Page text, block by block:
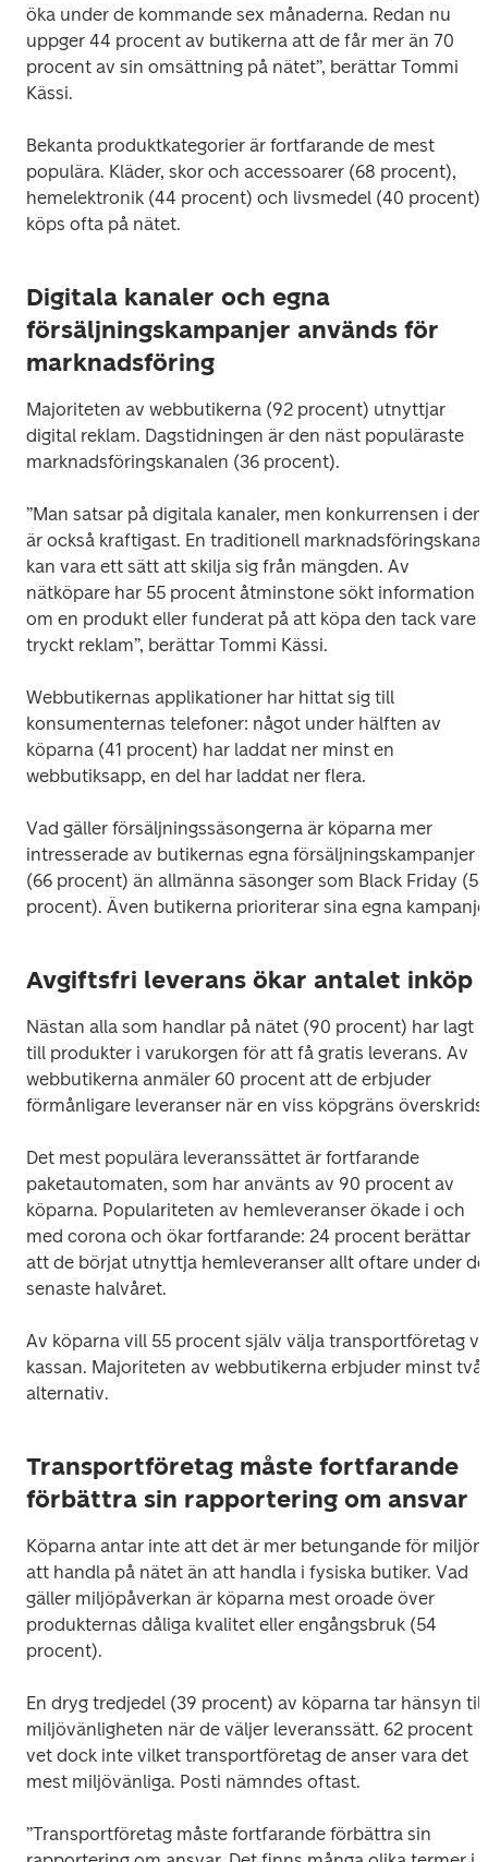
öka under de kommande sex månaderna. Redan nu
uppger 44 procent av butikerna att de får mer än 70
procent av sin omsättning på nätet”, berättar Tommi
Kässi.
Bekanta produktkategorier är fortfarande de mest
populära. Kläder, skor och accessoarer (68 procent),
hemelektronik (44 procent) och livsmedel (40 procent)
köps ofta på nätet.
Digitala kanaler och egna
försäljningskampanjer används för
marknadsföring
Majoriteten av webbutikerna (92 procent) utnyttjar
digital reklam. Dagstidningen är den näst populäraste
marknadsföringskanalen (36 procent).
”Man satsar på digitala kanaler, men konkurrensen i dem
är också kraftigast. En traditionell marknadsföringskanal
kan vara ett sätt att skilja sig från mängden. Av
nätköpare har 55 procent åtminstone sökt information
om en produkt eller funderat på att köpa den tack vare
tryckt reklam”, berättar Tommi Kässi.
Webbutikernas applikationer har hittat sig till
konsumenternas telefoner: något under hälften av
köparna (41 procent) har laddat ner minst en
webbutiksapp, en del har laddat ner flera.
Vad gäller försäljningssäsongerna är köparna mer
intresserade av butikernas egna försäljningskampanjer
(66 procent) än allmänna säsonger som Black Friday (53
procent). Även butikerna prioriterar sina egna
Avgiftsfri leverans ökar antalet inköp
Nästan alla som handlar på nätet (90 procent) har lagt
till produkter i varukorgen för att få gratis leverans. Av
webbutikerna anmäler 60 procent att de erbjuder
förmånligare leveranser när en viss köpgräns
Det mest populära leveranssättet är fortfarande
paketautomaten, som har använts av 90 procent av
köparna. Populariteten av hemleveranser ökade i och
med corona och ökar fortfarande: 24 procent berättar
att de börjat utnyttja hemleveranser allt oftare under
senaste halvåret.
Av köparna vill 55 procent själv välja transportföretag
kassan. Majoriteten av webbutikerna erbjuder minst två
alternativ.
Transportföretag måste fortfarande
förbättra sin rapportering om ansvar
Köparna antar inte att det är mer betungande för miljön
att handla på nätet än att handla i fysiska butiker. Vad
gäller miljöpåverkan är köparna mest oroade över
produkternas dåliga kvalitet eller engångsbruk (54
procent).
En dryg tredjedel (39 procent) av köparna tar hänsyn till
miljövänligheten när de väljer leveranssätt. 62 procent
vet dock inte vilket transportföretag de anser vara det
mest miljövänliga. Posti nämndes oftast.
”Transportföretag måste fortfarande förbättra sin